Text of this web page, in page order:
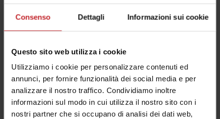
Consenso Dettagli Informazioni sui cookie
Questo sito web utilizza i cookie
Utilizziamo i cookie per personalizzare contenuti ed
annunci, per fornire funzionalità dei social media e per
analizzare il nostro traffico. Condividiamo inoltre
informazioni sul modo in cui utilizza il nostro sito con i
nostri partner che si occupano di analisi dei dati web,
L'NZ Aggressive dotato di punte a zampa
d'oca è in grado di effettuare un taglio
Una volta tagliate le infestanti dalla punta a
zampa d'oca, i residui vengono lasciati
essicare in superficie.